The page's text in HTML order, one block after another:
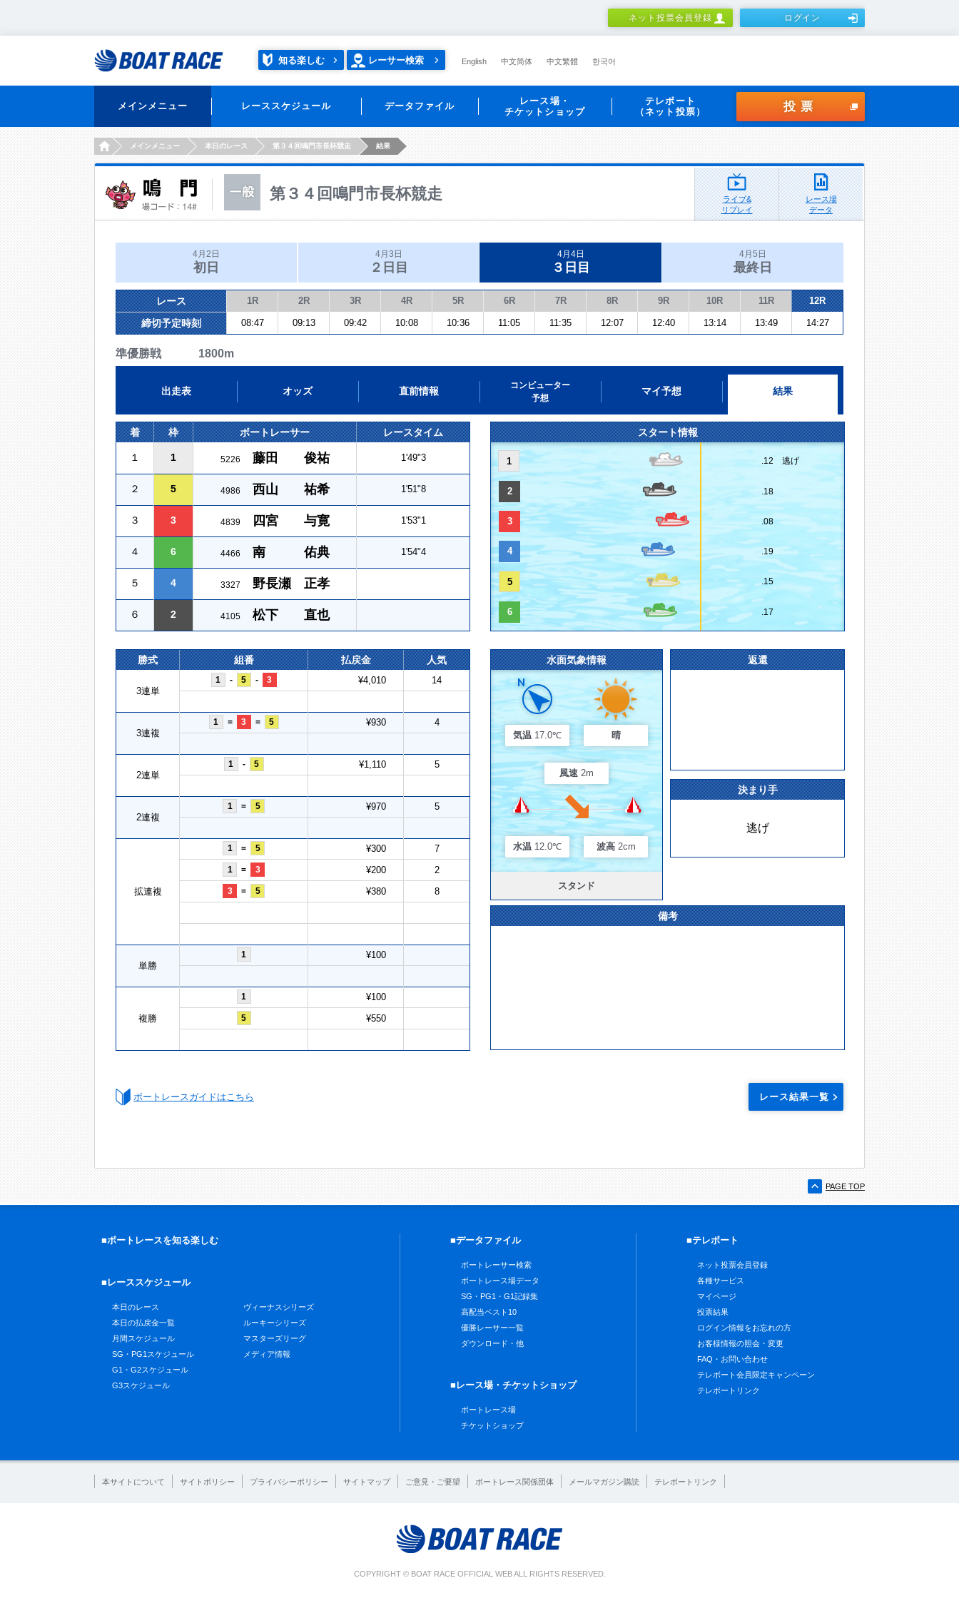
ネット投票会員登録 ログイン
知る楽しむ レーサー検索 English 中文简体 中文繁體 한국어
メインメニュー レーススケジュール データファイル
レース場・
チケットショップ
テレボート
（ネット投票）
投票
HOMEメインメニュー 本日のレース 第３４回鳴門市長杯競走 結果
第３４回鳴門市長杯競走
ライブ&
リプレイ
レース場
データ
4月2日
初日
4月3日
２日目
4月4日
３日目
4月5日
最終日
レース 1R 2R 3R 4R 5R 6R 7R 8R 9R 10R 11R 12R
締切予定時刻 08:47 09:13 09:42 10:08 10:36 11:05 11:35 12:07 12:40 13:14 13:49 14:27
準優勝戦 1800m
出走表 オッズ 直前情報
コンピューター
予想
マイ予想 結果
着 枠 ボートレーサー レースタイム
１ 1 5226 藤田 俊祐 1'49"3
２ 5 4986 西山 祐希 1'51"8
３ 3 4839 四宮 与寛 1'53"1
４ 6 4466 南 佑典 1'54"4
５ 4 3327 野長瀬 正孝
６ 2 4105 松下 直也
スタート情報
1 .12 逃げ
2 .18
3 .08
4 .19
5 .15
6 .17
勝式 組番 払戻金 人気
3連単
1 - 5 - 3 ¥4,010 14
3連複
1 = 3 = 5 ¥930 4
2連単
1 - 5 ¥1,110 5
2連複
1 = 5 ¥970 5
拡連複
1 = 5 ¥300 7
1 = 3 ¥200 2
3 = 5 ¥380 8
単勝
1 ¥100
複勝
1 ¥100
5 ¥550
水面気象情報
気温 17.0℃ 晴
風速 2m
水温 12.0℃ 波高 2cm
スタンド
返還
決まり手
逃げ
備考
ボートレースガイドはこちら レース結果一覧
PAGE TOP
■ボートレースを知る楽しむ
■レーススケジュール
本日のレース
本日の払戻金一覧
月間スケジュール
SG・PG1スケジュール
G1・G2スケジュール
G3スケジュール
ヴィーナスシリーズ
ルーキーシリーズ
マスターズリーグ
メディア情報
■データファイル
ボートレーサー検索
ボートレース場データ
SG・PG1・G1記録集
高配当ベスト10
優勝レーサー一覧
ダウンロード・他
■レース場・チケットショップ
ボートレース場
チケットショップ
■テレボート
ネット投票会員登録
各種サービス
マイページ
投票結果
ログイン情報をお忘れの方
お客様情報の照会・変更
FAQ・お問い合わせ
テレボート会員限定キャンペーン
テレボートリンク
本サイトについて サイトポリシー プライバシーポリシー サイトマップ ご意見・ご要望 ボートレース関係団体 メールマガジン購読 テレボートリンク
COPYRIGHT © BOAT RACE OFFICIAL WEB ALL RIGHTS RESERVED.